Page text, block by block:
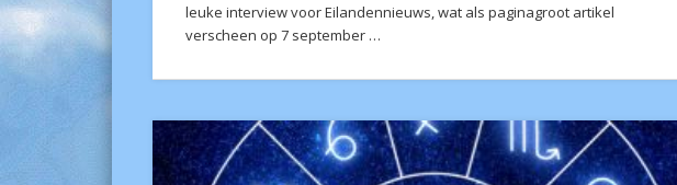
leuke interview voor Eilandennieuws, wat als paginagroot artikel
verscheen op 7 september …